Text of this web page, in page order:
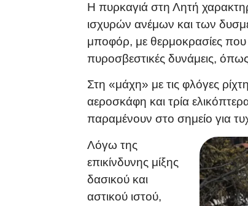
Η πυρκαγιά στη Λητή
ισχυρών ανέμων και των
μποφόρ, με θερμοκρασίες που
πυροσβεστικές δυνάμεις,
Στη «μάχη» με τις φλόγες
αεροσκάφη και τρία
παραμένουν στο σημείο για
Λόγω της
επικίνδυνης μίξης
δασικού και
αστικού ιστού,